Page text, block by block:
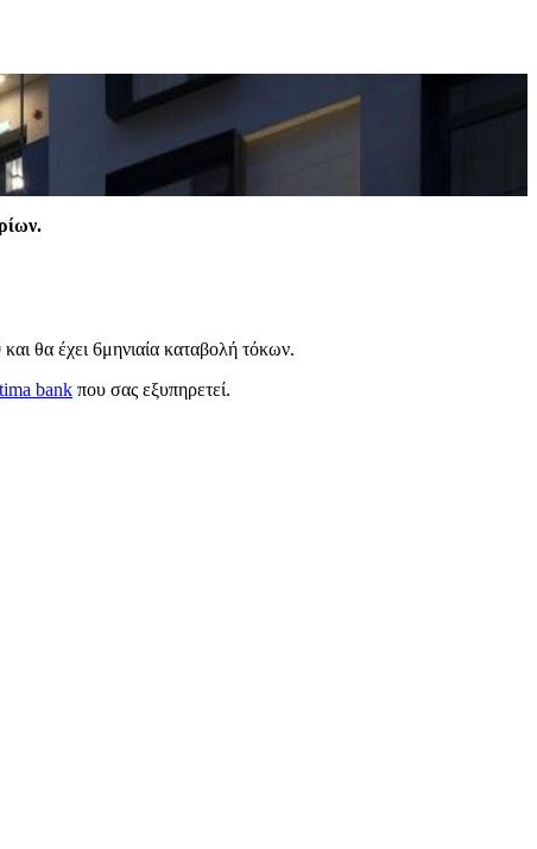
και θα έχει 6μηνιαία καταβολή τόκων.
bank που σας εξυπηρετεί.